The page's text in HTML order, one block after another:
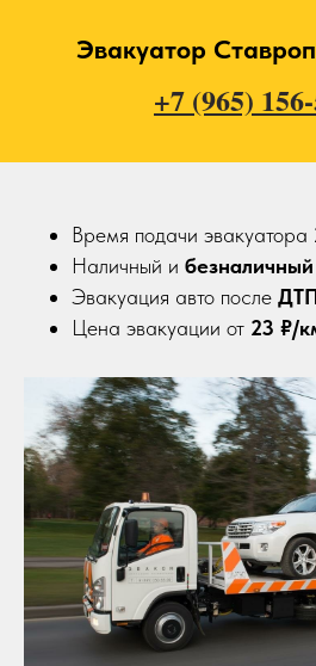
Эвакуатор
+7 (965)
Время подачи эвакуатора
Наличный и безналичный
Эвакуация авто после
Цена эвакуации от 23 ₽/